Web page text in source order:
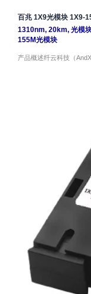
百兆 1X9光模块 1X9-
1310nm, 20km, 光模
155M光模块
产品概述纤云科技（